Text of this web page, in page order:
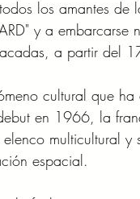
los amantes de
y a embarcarse
a partir del
cultural que
en 1966, la
multicultural y
espacial.